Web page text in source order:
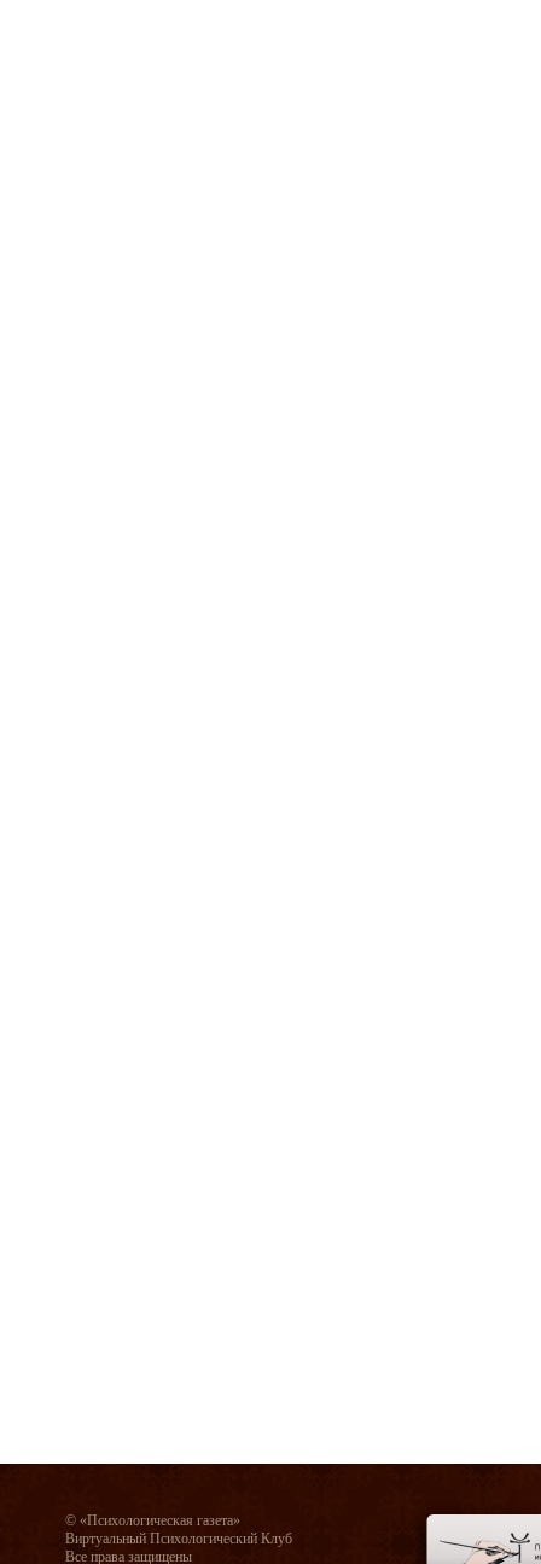
© «Психологическая газета»
Виртуальный Психологический Клуб
Все права защищены